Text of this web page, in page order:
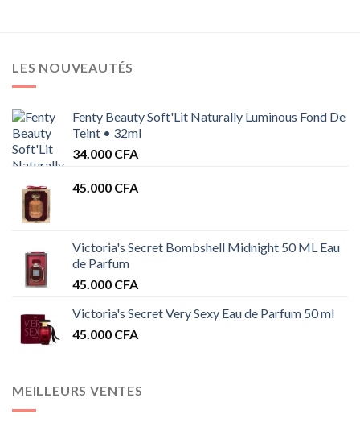
LES NOUVEAUTÉS
Fenty Beauty Soft'Lit Naturally Luminous Fond De
Teint • 32ml
34.000 CFA
45.000 CFA
Victoria's Secret Bombshell Midnight 50 ML Eau
de Parfum
45.000 CFA
Victoria's Secret Very Sexy Eau de Parfum 50 ml
45.000 CFA
MEILLEURS VENTES